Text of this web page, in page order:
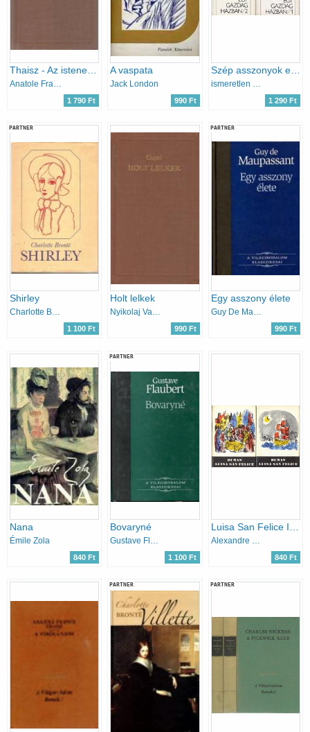
1 790 Ft
A vaspata
Jack London
990 Ft
Szép asszonyok egy gazdag házban I-II.
1 290 Ft
PARTNER
Shirley
Charlotte Brontë
1 100 Ft
Holt lelkek
Nyikolaj Vasziljevics Gogol
990 Ft
PARTNER
Egy asszony élete
Guy De Maupassant
990 Ft
Nana
Émile Zola
840 Ft
PARTNER
Bovaryné
1 100 Ft 840 Ft
PARTNER PARTNER